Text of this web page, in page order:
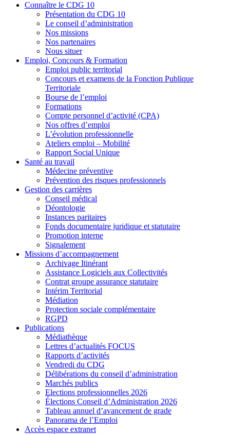
Connaître le CDG 10
Présentation du CDG 10
Le conseil d’administration
Nos missions
Nos partenaires
Nous situer
Emploi, Concours & Formation
Emploi public territorial
Concours et examens de la Fonction Publique
Territoriale
Bourse de l’emploi
Formations
Compte personnel d’activité (CPA)
Nos offres d’emploi
L’évolution professionnelle
Ateliers emploi – Mobilité
Rapport Social Unique
Santé au travail
Médecine préventive
Prévention des risques professionnels
Gestion des carrières
Conseil médical
Déontologie
Instances paritaires
Fonds documentaire juridique et statutaire
Promotion interne
Signalement
Missions d’accompagnement
Archivage Itinérant
Assistance Logiciels aux Collectivités
Contrat groupe assurance statutaire
Intérim Territorial
Médiation
Protection sociale complémentaire
RGPD
Publications
Médiathèque
Lettres d’actualités FOCUS
Rapports d’activités
Vendredi du CDG
Délibérations du conseil d’administration
Marchés publics
Elections professionnelles 2026
Élections Conseil d’Administration 2026
Tableau annuel d’avancement de grade
Panorama de l’Emploi
Accès espace extranet